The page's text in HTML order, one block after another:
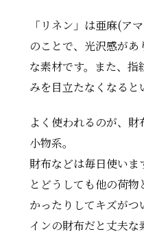
「リネン」は亜麻(ア
のことで、光沢感が
な素材です。また、
みを目立たなくなると
よく使われるのが、
小物系。
財布などは毎日使いま
とどうしても他の荷
かったりしてキズがつ
インの財布だと丈夫